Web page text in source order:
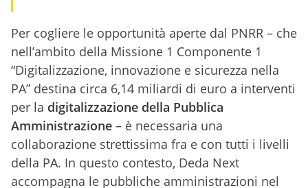
Per cogliere le opportunità aperte dal PNRR – che
nell’ambito della Missione 1 Componente 1
“Digitalizzazione, innovazione e sicurezza nella
PA” destina circa 6,14 miliardi di euro a interventi
per la digitalizzazione della Pubblica
Amministrazione – è necessaria una
collaborazione strettissima fra e con tutti i livelli
della PA. In questo contesto, Deda Next
accompagna le pubbliche amministrazioni nel